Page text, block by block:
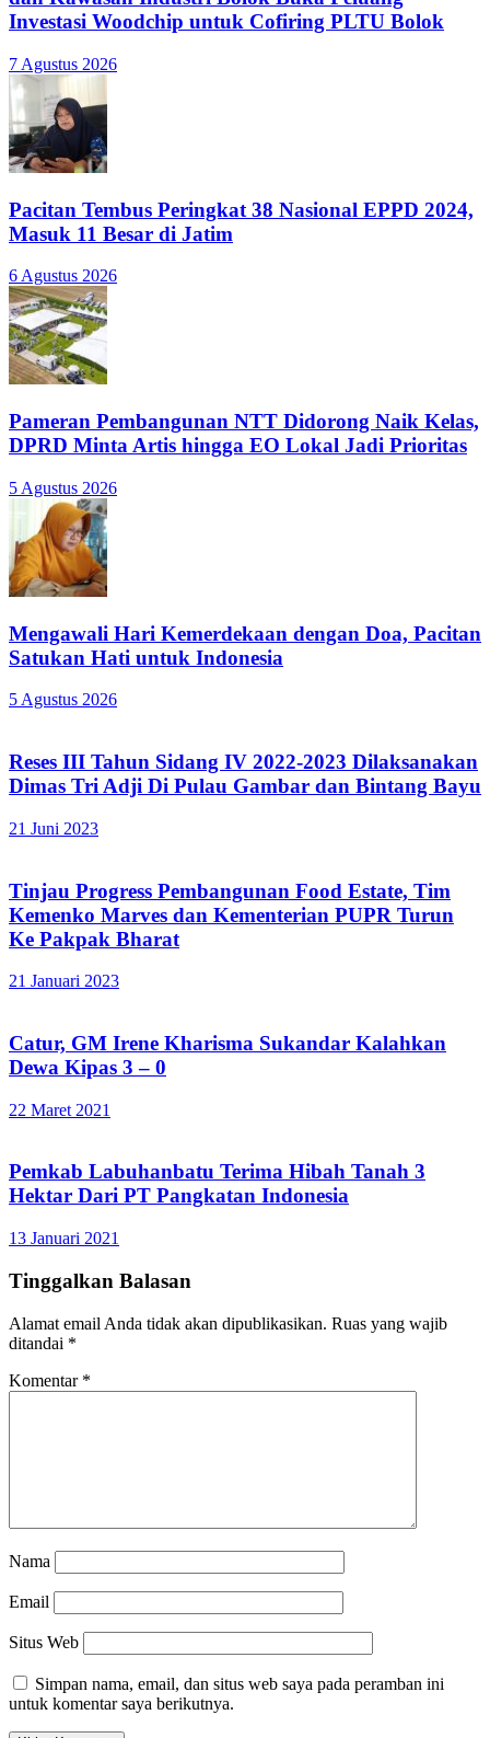
Investasi Woodchip untuk Cofiring PLTU Bolok
7 Agustus 2026
Pacitan Tembus Peringkat 38 Nasional EPPD 2024,
Masuk 11 Besar di Jatim
6 Agustus 2026
Pameran Pembangunan NTT Didorong Naik Kelas,
DPRD Minta Artis hingga EO Lokal Jadi Prioritas
5 Agustus 2026
Mengawali Hari Kemerdekaan dengan Doa, Pacitan
Satukan Hati untuk Indonesia
5 Agustus 2026
Reses III Tahun Sidang IV 2022-2023 Dilaksanakan
Dimas Tri Adji Di Pulau Gambar dan Bintang Bayu
21 Juni 2023
Tinjau Progress Pembangunan Food Estate, Tim
Kemenko Marves dan Kementerian PUPR Turun
Ke Pakpak Bharat
21 Januari 2023
Catur, GM Irene Kharisma Sukandar Kalahkan
Dewa Kipas 3 – 0
22 Maret 2021
Pemkab Labuhanbatu Terima Hibah Tanah 3
Hektar Dari PT Pangkatan Indonesia
13 Januari 2021
Tinggalkan Balasan
Alamat email Anda tidak akan dipublikasikan. Ruas yang wajib
ditandai *
Komentar *
Nama
Email
Situs Web
Simpan nama, email, dan situs web saya pada peramban ini
untuk komentar saya berikutnya.